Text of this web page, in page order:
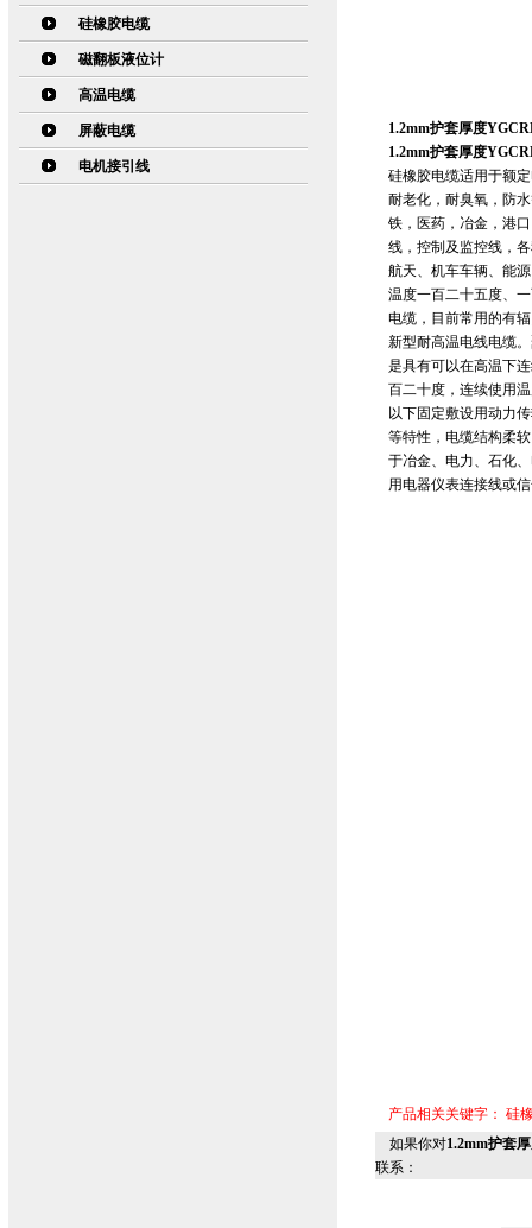
硅橡胶电缆
磁翻板液位计
高温电缆
屏蔽电缆
电机接引线
1.2mm护套厚度
1.2mm护套厚度
硅橡胶电缆适用于额
耐老化，耐臭氧，防
铁，医药，冶金，港
线，控制及监控线，
航天、机车车辆、能
温度一百二十五度、
电缆，目前常用的有
新型耐高温电线电缆
是具有可以在高温下
百二十度，连续使用
以下固定敷设用动力
等特性，电缆结构柔
于冶金、电力、石化
用电器仪表连接线或
产品相关关键字： 硅
如果你对1.2mm护套
联系：